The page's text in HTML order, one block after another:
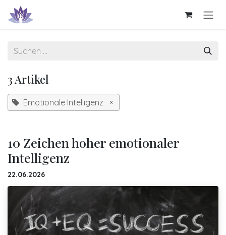
Zum Inhalt springen
3 Artikel
Emotionale Intelligenz ×
10 Zeichen hoher emotionaler
Intelligenz
22.06.2026